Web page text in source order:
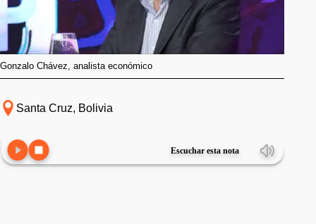
Gonzalo Chávez, analista económico
Santa Cruz, Bolivia
Escuchar esta nota